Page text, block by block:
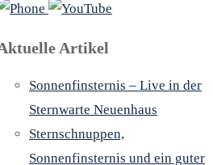
Artikel
Sonnenfinsternis – Live in der
Sternwarte Neuenhaus
Sternschnuppen,
Sonnenfinsternis und ein guter